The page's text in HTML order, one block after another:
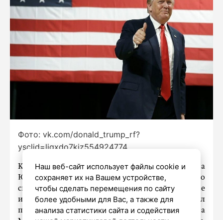
Фото: vk.com/donald_trump_rf?
ysclid=liqxdo7kiz554924774
Красный электромобиль, ранее замеченный на
Южной лужайке Белого дома в США, где, по
свидетельствам журналистов, после
инаугурации Дональд Трамп фактически создал
подобие выставочной зоны в честь Илона
Наш веб-сайт использует файлы cookie и
сохраняет их на Вашем устройстве,
чтобы сделать перемещения по сайту
более удобными для Вас, а также для
анализа статистики сайта и содействия